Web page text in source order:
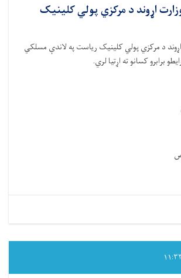
اړوند د مرکزي پولي کلینیک
د مرکزي پولي کلینیک ریاست په لاندې مسلکي
برابرو کسانو ته اړتيا لري.